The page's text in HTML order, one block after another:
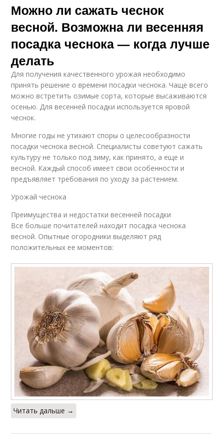
Можно ли сажать чеснок
весной. Возможна ли весенняя
посадка чеснока — когда лучше
делать
Для получения качественного урожая необходимо
принять решение о времени посадки чеснока. Чаще всего
можно встретить озимые сорта, которые высаживаются
осенью. Для весенней посадки используется яровой
чеснок.
Многие годы не утихают споры о целесообразности
посадки чеснока весной. Специалисты советуют сажать
культуру не только под зиму, как принято, а еще и
весной. Каждый способ имеет свои особенности и
предъявляет требования по уходу за растением.
Урожай чеснока
Преимущества и недостатки весенней посадки
Все больше почитателей находит посадка чеснока
весной. Опытные огородники выделяют ряд
положительных ее моментов:
Читать дальше →